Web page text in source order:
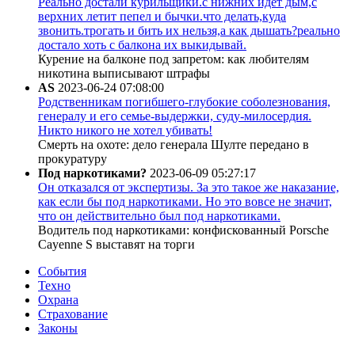
верхних летит пепел и бычки.что делать,куда
звонить.трогать и бить их нельзя,а как дышать?реально
достало хоть с балкона их выкидывай.
Курение на балконе под запретом: как любителям
никотина выписывают штрафы
AS 2023-06-24 07:08:00
Родственникам погибшего-глубокие соболезнования,
генералу и его семье-выдержки, суду-милосердия.
Никто никого не хотел убивать!
Смерть на охоте: дело генерала Шулте передано в
прокуратуру
Под наркотиками? 2023-06-09 05:27:17
Он отказался от экспертизы. За это такое же наказание,
как если бы под наркотиками. Но это вовсе не значит,
что он действительно был под наркотиками.
Водитель под наркотиками: конфискованный Porsche
Cayenne S выставят на торги
События
Техно
Охрана
Страхование
Законы